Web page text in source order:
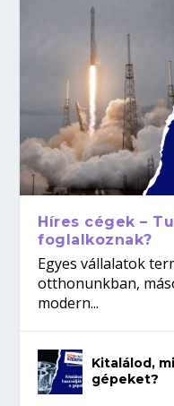
Híres cégek –
foglalkoznak?
Egyes vállalatok
otthonunkban,
modern...
Kitalálod,
gépeket?